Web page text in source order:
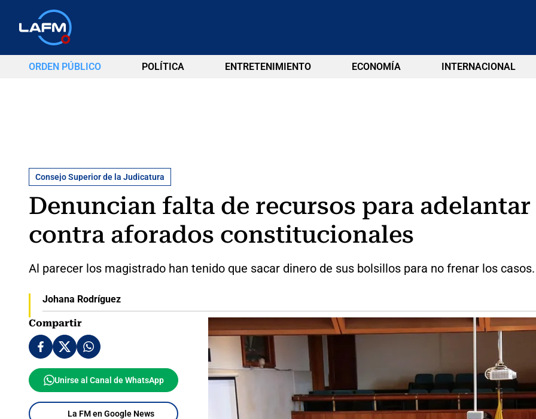
ORDEN PÚBLICO POLÍTICA ENTRETENIMIENTO ECONOMÍA INTERNACIONAL
Consejo Superior de la Judicatura
Denuncian falta de recursos para
contra aforados constitucionales
Al parecer los magistrado han tenido que sacar dinero de sus bolsillos para no frenar los casos.
Johana Rodríguez
Compartir
Unirse al Canal de WhatsApp
La FM en Google News